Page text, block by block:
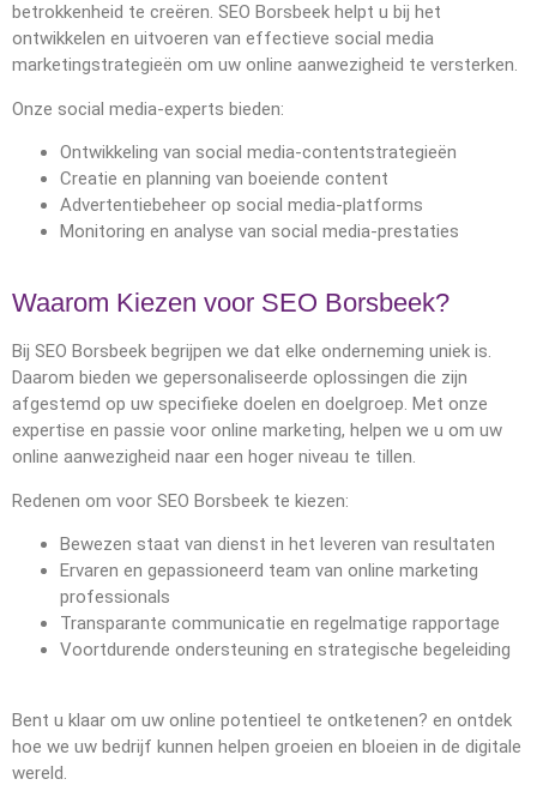
betrokkenheid te creëren. SEO Borsbeek helpt u bij het
ontwikkelen en uitvoeren van effectieve social media
marketingstrategieën om uw online aanwezigheid te versterken.
Onze social media-experts bieden:
Ontwikkeling van social media-contentstrategieën
Creatie en planning van boeiende content
Advertentiebeheer op social media-platforms
Monitoring en analyse van social media-prestaties
Waarom Kiezen voor SEO Borsbeek?
Bij SEO Borsbeek begrijpen we dat elke onderneming uniek is.
Daarom bieden we gepersonaliseerde oplossingen die zijn
afgestemd op uw specifieke doelen en doelgroep. Met onze
expertise en passie voor online marketing, helpen we u om uw
online aanwezigheid naar een hoger niveau te tillen.
Redenen om voor SEO Borsbeek te kiezen:
Bewezen staat van dienst in het leveren van resultaten
Ervaren en gepassioneerd team van online marketing
professionals
Transparante communicatie en regelmatige rapportage
Voortdurende ondersteuning en strategische begeleiding
Bent u klaar om uw online potentieel te ontketenen? en ontdek
hoe we uw bedrijf kunnen helpen groeien en bloeien in de digitale
wereld.